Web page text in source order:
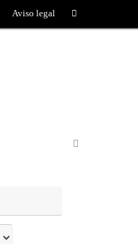
Aviso legal